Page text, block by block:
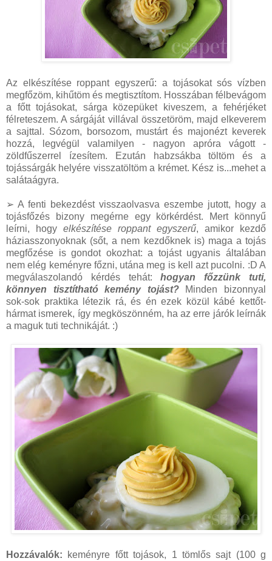
Az elkészítése roppant egyszerű: a tojásokat sós vízben
megfőzöm, kihűtöm és megtisztítom. Hosszában félbevágom
a főtt tojásokat, sárga közepüket kiveszem, a fehérjéket
félreteszem. A sárgáját villával összetöröm, majd elkeverem
a sajttal. Sózom, borsozom, mustárt és majonézt keverek
hozzá, legvégül valamilyen - nagyon apróra vágott -
zöldfűszerrel ízesítem. Ezután habzsákba töltöm és a
tojássárgák helyére visszatöltöm a krémet. Kész is...mehet a
salátaágyra.
➢ A fenti bekezdést visszaolvasva eszembe jutott, hogy a
tojásfőzés bizony megérne egy körkérdést. Mert könnyű
leírni, hogy elkészítése roppant egyszerű, amikor kezdő
háziasszonyoknak (sőt, a nem kezdőknek is) maga a tojás
megfőzése is gondot okozhat: a tojást ugyanis általában
nem elég keményre főzni, utána meg is kell azt pucolni. :D A
megválaszolandó kérdés tehát:hogyan főzzünk tuti,
könnyen tisztítható kemény tojást?
Minden bizonnyal
sok-sok praktika létezik rá, és én ezek közül kábé kettőt-
hármat ismerek, így megköszönném, ha az erre járók leírnák
a maguk tuti technikáját. :)
Hozzávalók: keményre főtt tojások, 1 tömlős sajt (100 g